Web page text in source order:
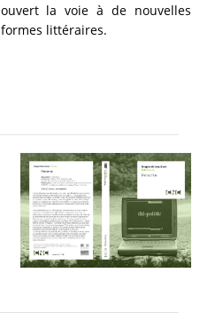
ouvert la voie à de nouvelles
formes littéraires.